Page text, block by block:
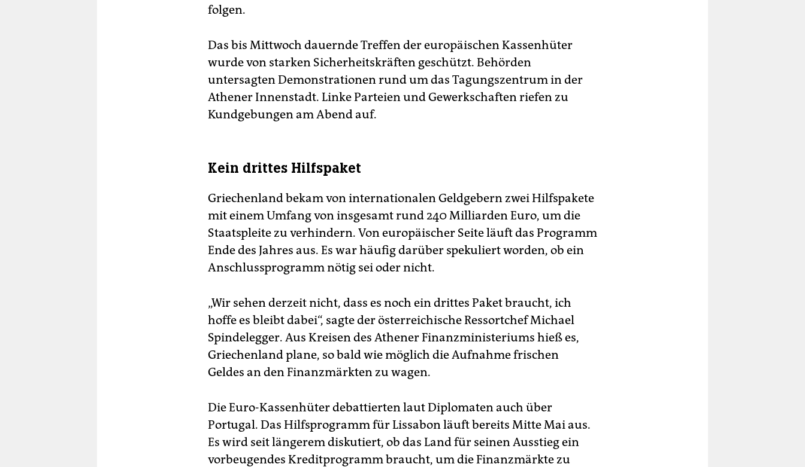
folgen.
Das bis Mittwoch dauernde Treffen der europäischen Kassenhüter
wurde von starken Sicherheitskräften geschützt. Behörden
untersagten Demonstrationen rund um das Tagungszentrum in der
Athener Innenstadt. Linke Parteien und Gewerkschaften riefen zu
Kundgebungen am Abend auf.
Kein drittes Hilfspaket
Griechenland bekam von internationalen Geldgebern zwei Hilfspakete
mit einem Umfang von insgesamt rund 240 Milliarden Euro, um die
Staatspleite zu verhindern. Von europäischer Seite läuft das Programm
Ende des Jahres aus. Es war häufig darüber spekuliert worden, ob ein
Anschlussprogramm nötig sei oder nicht.
„Wir sehen derzeit nicht, dass es noch ein drittes Paket braucht, ich
hoffe es bleibt dabei“, sagte der österreichische Ressortchef Michael
Spindelegger. Aus Kreisen des Athener Finanzministeriums hieß es,
Griechenland plane, so bald wie möglich die Aufnahme frischen
Geldes an den Finanzmärkten zu wagen.
Die Euro-Kassenhüter debattierten laut Diplomaten auch über
Portugal. Das Hilfsprogramm für Lissabon läuft bereits Mitte Mai aus.
Es wird seit längerem diskutiert, ob das Land für seinen Ausstieg ein
vorbeugendes Kreditprogramm braucht, um die Finanzmärkte zu